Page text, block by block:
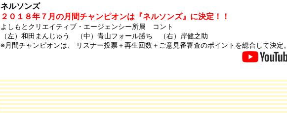
ネルソンズ
２０１８年７月の月間チャンピオンは『ネルソンズ』に決定！！
よしもとクリエイティブ・エージェンシー所属 コント
（左）和田まんじゅう （中）青山フォール勝ち （右）岸健之助
※月間チャンピオンは、 リスナー投票＋再生回数＋ご意見番審査のポイントを総合して決定。